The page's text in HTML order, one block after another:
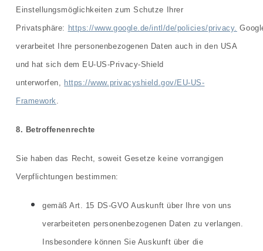
Einstellungsmöglichkeiten zum Schutze Ihrer
Privatsphäre: https://www.google.de/intl/de/policies/privacy.
verarbeitet Ihre personenbezogenen Daten auch in den USA
und hat sich dem EU-US-Privacy-Shield
unterworfen, https://www.privacyshield.gov/EU-US-
Framework.
8. Betroffenenrechte
Sie haben das Recht, soweit Gesetze keine vorrangigen
Verpflichtungen bestimmen:
gemäß Art. 15 DS-GVO Auskunft über Ihre von uns
verarbeiteten personenbezogenen Daten zu verlangen.
Insbesondere können Sie Auskunft über die